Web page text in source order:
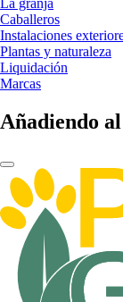
La granja
Caballeros
Instalaciones
Plantas y naturaleza
Liquidación
Marcas
Añadiendo